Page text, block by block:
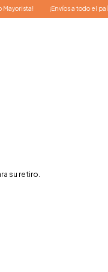
¡Envíos a todo el país!
su retiro.